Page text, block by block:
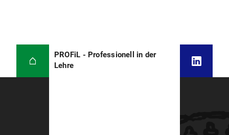
PROFiL - Professionell in der
Lehre